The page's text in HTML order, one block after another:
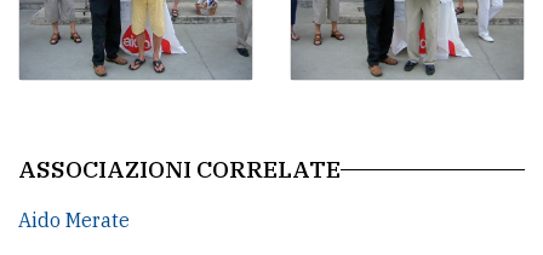
ASSOCIAZIONI CORRELATE
Aido Merate